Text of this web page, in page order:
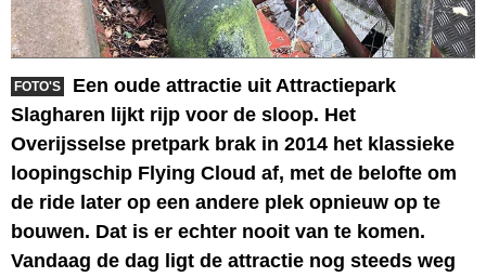
FOTO'S
Een oude attractie uit Attractiepark
Slagharen lijkt rijp voor de sloop. Het
Overijsselse pretpark brak in 2014 het klassieke
loopingschip Flying Cloud af, met de belofte om
de ride later op een andere plek opnieuw op te
bouwen. Dat is er echter nooit van te komen.
Vandaag de dag ligt de attractie nog steeds weg